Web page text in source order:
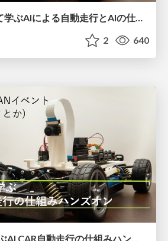
Azure MLで試して学ぶAIによる自動走行とAIの仕組みハンズオン
2 640